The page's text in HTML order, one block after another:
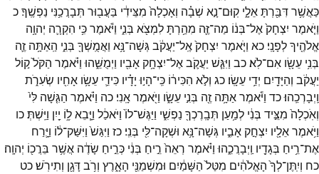
כַּאֲשֶׁ֥רדִּבַּ֖רְתָּאֵלָ֑י קֽוּם־נָ֣א שְׁבָ֗ה וְאָכְלָה֙ מִצֵּידִ֔י בַּעֲב֖וּר תְּבָרֲכַ֥נִּי נַפְשֶֽׁךָ׃כ
וַיֹּ֤אמֶר יִצְחָק֙אֶל־בְּנ֔וֹ מַה־זֶּ֛ה מִהַ֥רְתָּלִמְצֹ֖א בְּנִ֑י וַיֹּ֕אמֶרכִּ֥י הִקְרָ֛ה יְהוָ֥ה
אֱלֹהֶ֖יךָלְפָנָֽי׃ כא וַיֹּ֤אמֶר יִצְחָק֙אֶֽל־יַעֲקֹ֔בגְּשָׁה־נָּ֥א וַאֲמֻֽשְׁךָ֖ בְּנִ֑י הַֽאַתָּ֥ה זֶ֛ה
בְּנִ֥י עֵשָׂ֖ו אִם־לֹֽא׃כב וַיִּגַּ֧שׁ יַעֲקֹ֛באֶל־יִצְחָ֥ק אָבִ֖יו וַיְמֻשֵּׁ֑הוּ וַיֹּ֗אמֶר הַקֹּל֙ק֣וֹל
יַעֲקֹ֔ב וְהַיָּדַ֖יִם יְדֵ֥י עֵשָֽׂו׃ כג וְלֹ֣א הִכִּיר֔וֹ כִּֽי־הָי֣וּ יָדָ֗יו כִּידֵ֛י עֵשָׂ֥ו אָחִ֖יו שְׂעִרֹ֑ת
וַֽיְבָרְכֵֽהוּ׃כד וַיֹּ֕אמֶראַתָּ֥ה זֶ֖ה בְּנִ֣י עֵשָׂ֑ו וַיֹּ֖אמֶראָֽנִי׃ כה וַיֹּ֗אמֶר הַגִּ֤שָׁה לִּי֙
וְאֹֽכְלָה֙ מִצֵּ֣יד בְּנִ֔י לְמַ֥עַן תְּבָֽרֶכְךָ֖ נַפְשִׁ֑י וַיַּגֶּשׁ־לוֹ֙ וַיֹּאכַ֔ל וַיָּ֧בֵאל֦וֹ יַ֖יִן וַיֵּֽשְׁתְּ׃כו
וַיֹּ֥אמֶראֵלָ֖יו יִצְחָ֣ק אָבִ֑יו גְּשָׁה־נָּ֥א וּשְׁקָה־לִּ֖י בְּנִֽי׃ כז וַיִּגַּשׁ֙ וַיִּשַּׁק־ל֔וֹ וַיָּ֛רַח
אֶת־רֵ֥יחַ בְּגָדָ֖יו וַֽיְבָרֲכֵ֑הוּ וַיֹּ֗אמֶר רְאֵה֙ רֵ֣יחַ בְּנִ֔י כְּרֵ֣יחַ שָׂדֶ֔ה אֲשֶׁ֥ר בֵּרֲכ֖וֹ יְהוָֽה׃
כח וְיִֽתֶּן־לְךָ֙ הָאֱלֹהִ֔ים מִטַּל֙ הַשָּׁמַ֔יִם וּמִשְׁמַנֵּ֖י הָאָ֑רֶץ וְרֹ֥בדָּגָ֖ן וְתִירֹֽשׁ׃כט